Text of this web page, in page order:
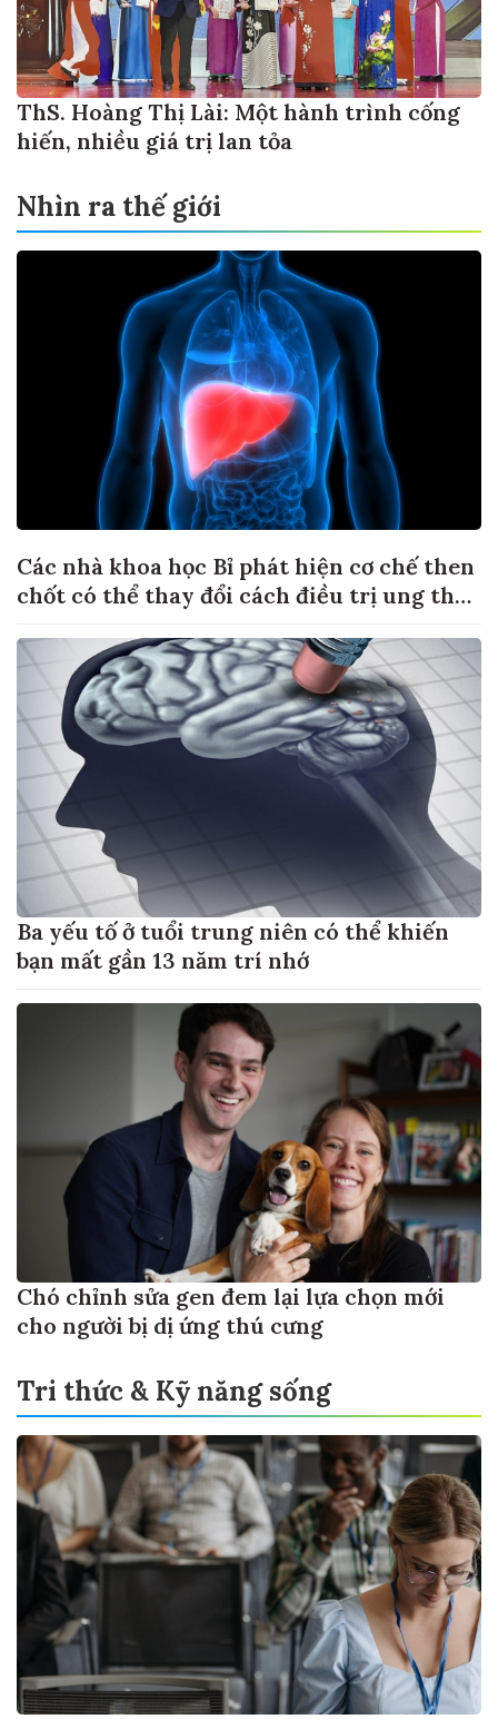
ThS. Hoàng Thị Lài: Một hành trình cống
hiến, nhiều giá trị lan tỏa
Nhìn ra thế giới
Các nhà khoa học Bỉ phát hiện cơ chế then
chốt có thể thay đổi cách điều trị ung thư
Ba yếu tố ở tuổi trung niên có thể khiến
bạn mất gần 13 năm trí nhớ
Chó chỉnh sửa gen đem lại lựa chọn mới
cho người bị dị ứng thú cưng
Tri thức & Kỹ năng sống